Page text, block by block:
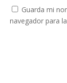
Guarda mi
navegador para